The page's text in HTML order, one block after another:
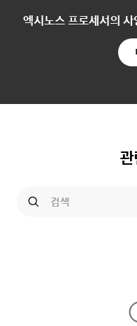
엑시노스 프로세서의